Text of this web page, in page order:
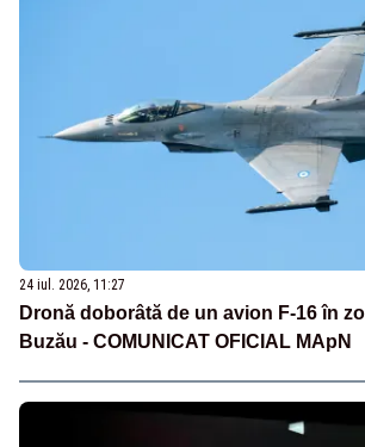
24 iul. 2026, 11:27
Dronă doborâtă de un avion F‑16 în
Buzău - COMUNICAT OFICIAL MApN